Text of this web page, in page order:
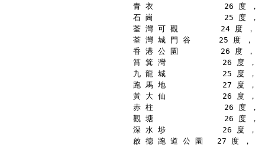
青 衣               26 度 ，
石 崗               25 度 ，
荃 灣 可 觀         24 度 ，
荃 灣 城 門 谷      25 度 ，
香 港 公 園         26 度 ，
筲 箕 灣            26 度 ，
九 龍 城            25 度 ，
跑 馬 地            27 度 ，
黃 大 仙            26 度 ，
赤 柱               26 度 ，
觀 塘               26 度 ，
深 水 埗            26 度 ，
啟 德 跑 道 公 園   27 度 ，